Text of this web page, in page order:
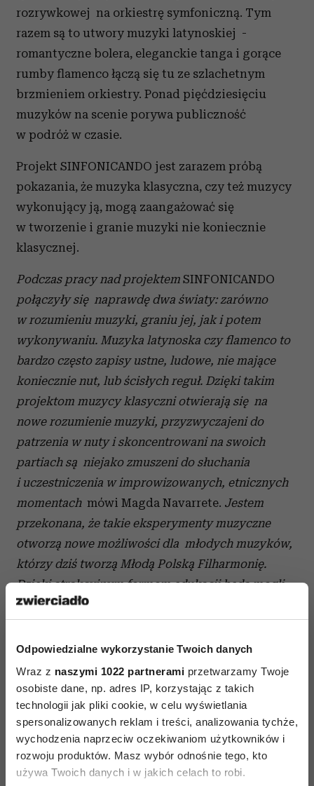
Odpowiedzialne wykorzystanie Twoich danych
Wraz z naszymi 1022 partnerami przetwarzamy Twoje
osobiste dane, np. adres IP, korzystając z takich
technologii jak pliki cookie, w celu wyświetlania
spersonalizowanych reklam i treści, analizowania tychże,
wychodzenia naprzeciw oczekiwaniom użytkowników i
rozwoju produktów. Masz wybór odnośnie tego, kto
używa Twoich danych i w jakich celach to robi.
rozrywkowej na orkiestrę symfoniczną. Tym
razem są to utwory muzyki latynoskiej -
romantyczne bolera, eleganckie tanga i gorące
rumby flamenco łączą się tu ze szlachetnym
brzmieniem orkiestry. Ponad pięćdziesięciu
muzyków na scenie porywa publiczność
w podróż w czasie.
Projekt SINFONICANDO jest zarazem próbą
pokazania, że muzyka klasyczna, czy też muzycy
wykonujący ją, mogą zaangażować się
w tworzenie i granie muzyki nie koniecznie
klasycznej.
Podczas pracy nad projektem SINFONICANDO
połączyły się naprawdę dwa światy: zarówno
w rozumieniu muzyki, graniu jej, jak i potem
wykonywaniu. Muzyka latynoska czy flamenco to
bardzo często zapisy ustne, ludowe, nie mające
koniecznie nut, lub ścisłych reguł. Dzięki takim
projektom muzycy klasyczni otwierają się na
nowe rozumienie muzyki, przyzwyczajeni do
patrzenia w nuty i skoncentrowani na swoich
partiach są niejako zmuszeni do słuchania
i uczestniczenia w improwizowanych, etnicznych
momentach mówi Magda Navarrete. Jestem
przekonana, że takie eksperymenty muzyczne
otworzą nowe możliwości dla młodych muzyków,
którzy dziś tworzą Młodą Polską Filharmonię.
Dzięki atrakcyjnym formom edukacji będą mogli
rozwijać się jako artyści. Projekty takie jak ten
i dostrzeżenie przez rynek muzycznyMam
nadzieję, że projekt Młoda Polska Filharmonia
zainspiruje zarówno młodych, klasycznych
muzyków jak i polską publiczność ukazując jej
"nowe" oblicze muzyki poważnejdodaje artystka.
Magda Navarreteto kobieta z pasją, jest ciągle
w drodze gdzieś między Warszawą, Madrytem,